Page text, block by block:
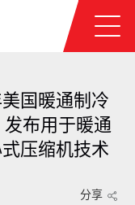
国暖通制冷
布用于暖通
压缩机技术
分享